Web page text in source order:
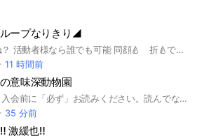
也 #歌い手
ープなりきり◢
目があったね？ 活動者様なら誰でも可能 同顔🍐 折🍐です 詳細は中で👋 #歌い手 #歌い手グループ #歌い手なりきり #なりきり #すとぷり #騎士A #騎士X #AMPTAK #めておら #すにすて #いれいす #シクフォニ #すたぽら #クロノヴァ #ぴすぱれ #めろぷろ #めろぱか #ぴすぱれ #BOOMMENT #まぐりば #からぴち #日常組 #毒☆あきお #おともん #にじさんじ #ホロライブ #女子研究大学 #らっだあ運営 #どるれく #びじぱと
11 時間前
意味深動物園
【注意喚起】入会前に「必ず」お読みください。読んでないのに文句言う人の言葉は受け付けません。 平和と書いてカオスと読みます。 みんなでいっぱい話しちゃお〜❗️ プリ小説書いてる人も一緒に作品共有とか交換宣伝とか🙆‍♀️ 一応暴れる（意味深）用のサブトークがあるのですがお構い無しに本オプでも暴れる（意味深）ので、純粋・地雷速攻🔙です。 あとcp論争起こすなよしょーもないから ※別🌀の話をしたい場合は サブオプで☝️ しっかり読みましたか？ それでは夢の国へ行ってらっしゃーい！ ーーーーーーーーーーーーーーー ※暴言など人が不快になる事は× ※作って欲しいサブオプがあれば遠慮 なく申し出てください！ ☆みんなで沢山話して最高なオプチャ作っちゃお〜︎💕︎ ーーーーーーーーーーーーーーー #シクフォニ #シクファミ #暇72 #雨乃こさめ #いるま #LAN #すち #みこと #歌い手リスナー ーーーーーーーーーーーーーーー
35 分前
激緩也‼️